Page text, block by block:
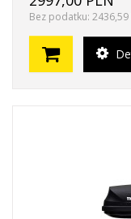
Bez podatku: 2436,59